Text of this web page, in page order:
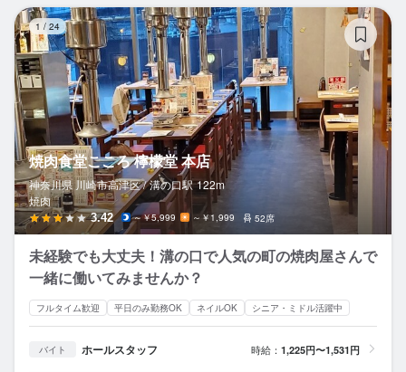
1 / 24
焼肉食堂こころ 檸檬堂 本店
神奈川県 川崎市高津区 / 溝の口駅 122m
焼肉
3.42 ～￥5,999 ～￥1,999 52席
未経験でも大丈夫！溝の口で人気の町の焼肉屋さんで
一緒に働いてみませんか？
フルタイム歓迎 平日のみ勤務OK ネイルOK シニア・ミドル活躍中
バイト ホールスタッフ 時給： 1,225円〜1,531円